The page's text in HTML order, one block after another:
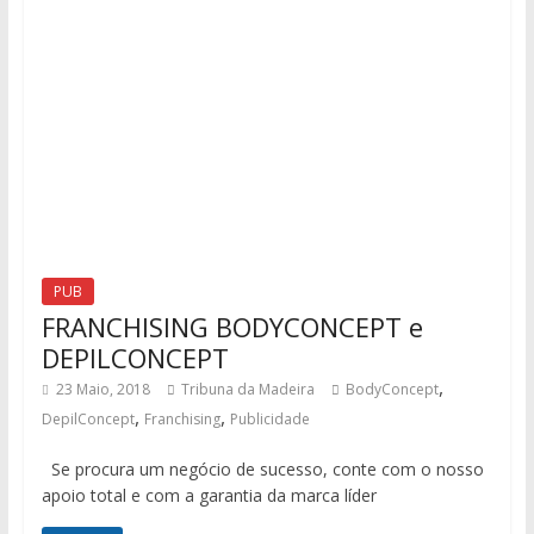
PUB
FRANCHISING BODYCONCEPT e
DEPILCONCEPT
23 Maio, 2018 Tribuna da Madeira BodyConcept,
DepilConcept, Franchising, Publicidade
Se procura um negócio de sucesso, conte com o nosso
apoio total e com a garantia da marca líder